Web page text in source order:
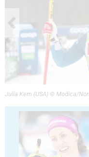
Julia Kern (USA) © Modica/